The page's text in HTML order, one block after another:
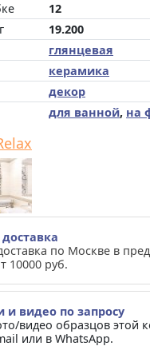
12
19.200
глянцевая
керамика
декор
для ванной, на
по Москве в
10000 руб.
и видео по запросу
видео образцов этой
или в WhatsApp.